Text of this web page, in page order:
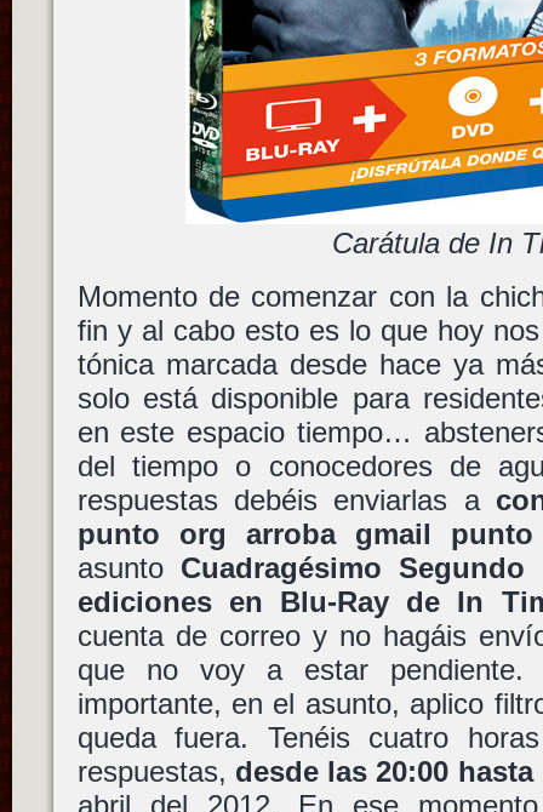
Carátula de In
Momento de comenzar con la
fin y al cabo esto es lo que hoy
tónica marcada desde hace ya
solo está disponible para
en este espacio tiempo…
del tiempo o conocedores de
respuestas debéis enviarlas a
punto org arroba gmail punto
asunto Cuadragésimo
ediciones en Blu-Ray de In
cuenta de correo y no hagáis
que no voy a estar pendiente.
importante, en el asunto, aplico
queda fuera. Tenéis cuatro
respuestas, desde las 20:00 hasta
abril del 2012. En ese